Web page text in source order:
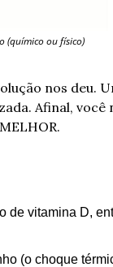
(químico ou físico)
nos deu.
Afinal, você
de vitamina D,
(o choque